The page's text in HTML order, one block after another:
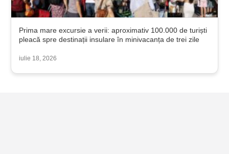
Prima mare excursie a verii: aproximativ 100.000 de turiști
pleacă spre destinații insulare în minivacanța de trei zile
iulie 18, 2026